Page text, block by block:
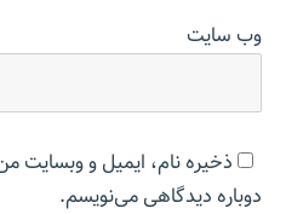
وب‌ سایت
ذخیره نام، ایمیل و وبسایت
دوباره دیدگاهی می‌نویسم.